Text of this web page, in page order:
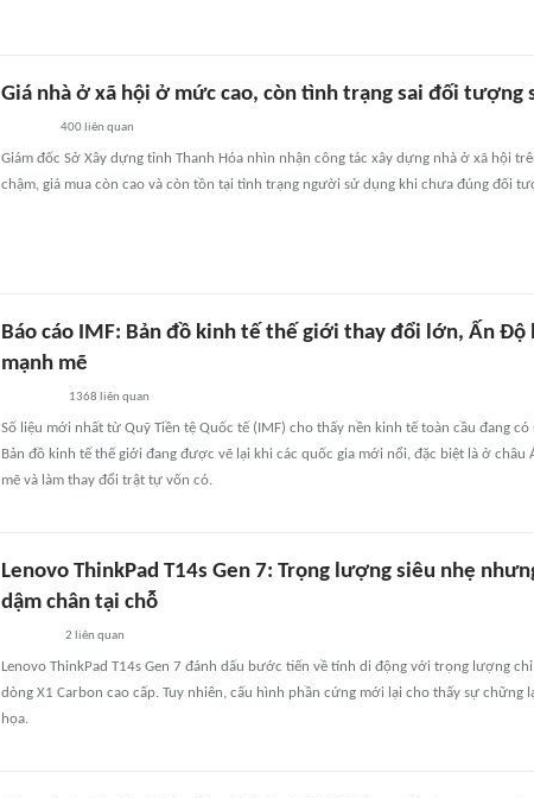
Giá nhà ở xã hội ở mức cao, còn tình trạng sai đối tượng
400liên quan
Giám đốc Sở Xây dựng tỉnh Thanh Hóa nhìn nhận công tác xây dựng nhà ở xã hội
chậm, giá mua còn cao và còn tồn tại tình trạng người sử dụng khi chưa đúng đối
Báo cáo IMF: Bản đồ kinh tế thế giới thay đổi lớn, Ấn Độ
mạnh mẽ
1368 liên quan
Số liệu mới nhất từ Quỹ Tiền tệ Quốc tế (IMF) cho thấy nền kinh tế toàn cầu đang
Bản đồ kinh tế thế giới đang được vẽ lại khi các quốc gia mới nổi, đặc biệt là ở châu
mẽ và làm thay đổi trật tự vốn có.
Lenovo ThinkPad T14s Gen 7: Trọng lượng siêu nhẹ
dậm chân tại chỗ
2 liên quan
Lenovo ThinkPad T14s Gen 7 đánh dấu bước tiến về tính di động với trọng lượng
dòng X1 Carbon cao cấp. Tuy nhiên, cấu hình phần cứng mới lại cho thấy sự chững
họa.